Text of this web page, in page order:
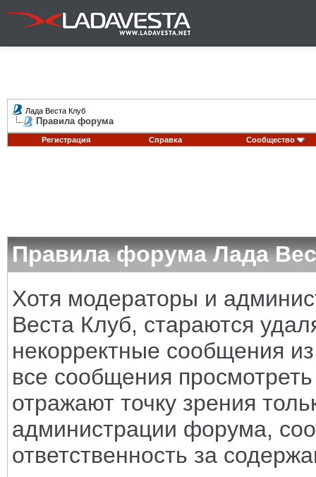
Лада Веста Клуб
Правила форума
Регистрация Справка Сообщество
Правила форума Лада
Хотя модераторы и
Веста Клуб, стараются
некорректные сообщения
все сообщения
отражают точку зрения
администрации форума,
ответственность за